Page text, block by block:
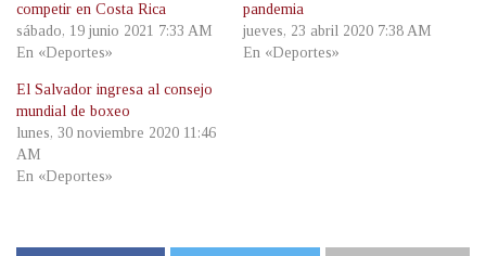
competir en Costa Rica
sábado, 19 junio 2021 7:33 AM
En «Deportes»
pandemia
jueves, 23 abril 2020 7:38 AM
En «Deportes»
El Salvador ingresa al consejo
mundial de boxeo
lunes, 30 noviembre 2020 11:46
AM
En «Deportes»